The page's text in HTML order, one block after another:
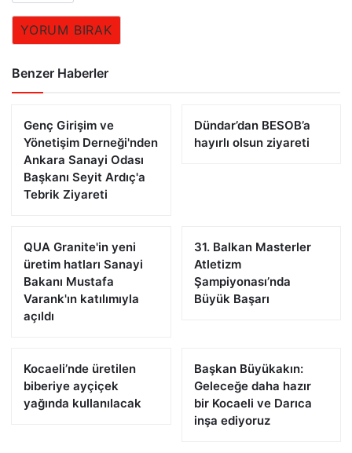
YORUM BIRAK
Benzer Haberler
Genç Girişim ve
Yönetişim Derneği'nden
Ankara Sanayi Odası
Başkanı Seyit Ardıç'a
Tebrik Ziyareti
Dündar’dan BESOB’a
hayırlı olsun ziyareti
QUA Granite'in yeni
üretim hatları Sanayi
Bakanı Mustafa
Varank'ın katılımıyla
açıldı
31. Balkan Masterler
Atletizm
Şampiyonası’nda
Büyük Başarı
Kocaeli’nde üretilen
biberiye ayçiçek
yağında kullanılacak
Başkan Büyükakın:
Geleceğe daha hazır
bir Kocaeli ve Darıca
inşa ediyoruz